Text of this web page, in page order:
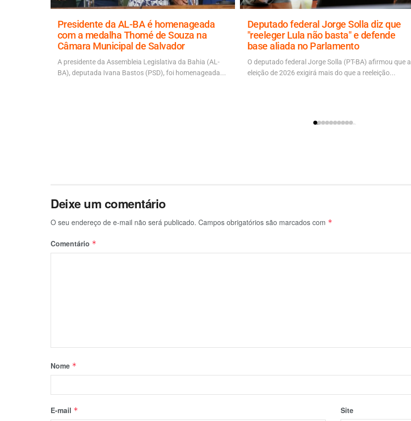
Presidente da AL-BA é homenageada
com a medalha Thomé de Souza na
Câmara Municipal de Salvador
A presidente da Assembleia Legislativa da Bahia (AL-
BA), deputada Ivana Bastos (PSD), foi homenageada...
Deputado federal Jorge Solla diz que
"reeleger Lula não basta" e defende
base aliada no Parlamento
O deputado federal Jorge Solla (PT-BA) afirmou que a
eleição de 2026 exigirá mais do que a reeleição...
Deixe um comentário
O seu endereço de e-mail não será publicado. Campos obrigatórios são marcados com *
Comentário *
Nome *
E-mail * Site